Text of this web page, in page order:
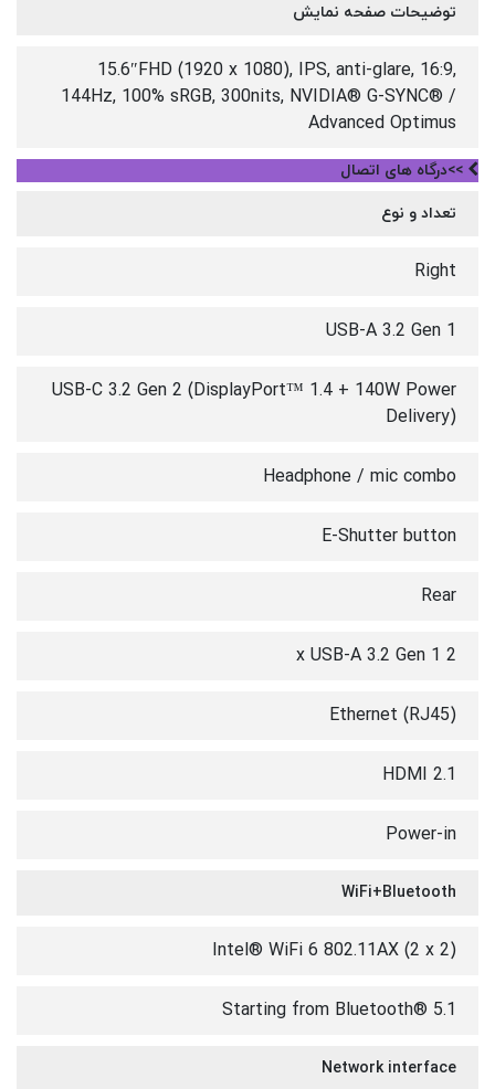
توضیحات صفحه نمایش
15.6″FHD (1920 x 1080), IPS, anti-glare, 16:9,
144Hz, 100% sRGB, 300nits, NVIDIA® G-SYNC® /
Advanced Optimus
>>درگاه های اتصال
تعداد و نوع
Right
USB-A 3.2 Gen 1
USB-C 3.2 Gen 2 (DisplayPort™ 1.4 + 140W Power
Delivery)
Headphone / mic combo
E-Shutter button
Rear
2 x USB-A 3.2 Gen 1
Ethernet (RJ45)
HDMI 2.1
Power-in
WiFi+Bluetooth
Intel® WiFi 6 802.11AX (2 x 2)
Starting from Bluetooth® 5.1
Network interface